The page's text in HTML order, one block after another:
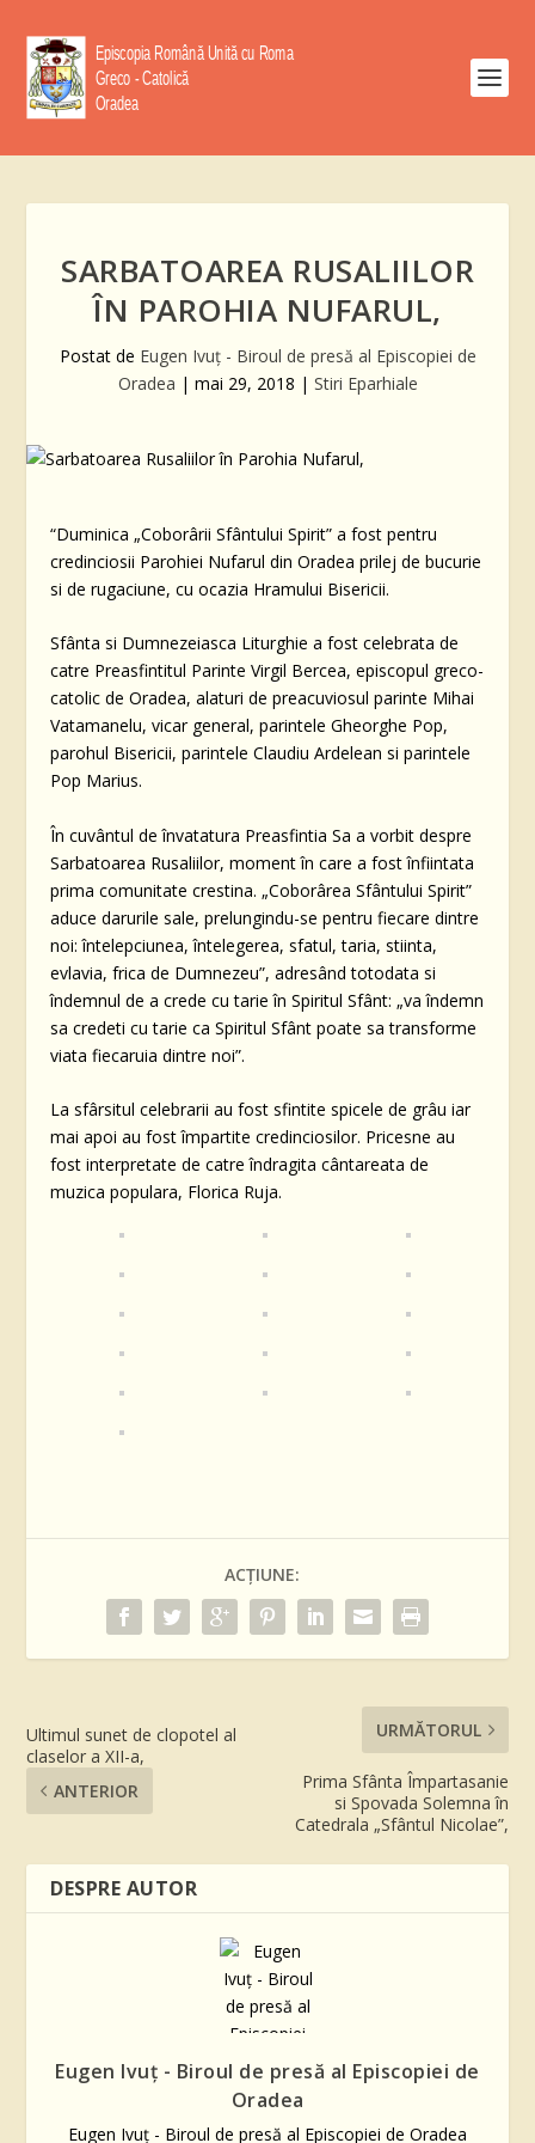
SARBATOAREA RUSALIILOR
ÎN PAROHIA NUFARUL,
Postat de Eugen Ivuţ - Biroul de presă al Episcopiei de
Oradea | mai 29, 2018 | Stiri Eparhiale
“Duminica „Coborârii Sfântului Spirit” a fost pentru
credinciosii Parohiei Nufarul din Oradea prilej de bucurie
si de rugaciune, cu ocazia Hramului Bisericii.
Sfânta si Dumnezeiasca Liturghie a fost celebrata de
catre Preasfintitul Parinte Virgil Bercea, episcopul greco-
catolic de Oradea, alaturi de preacuviosul parinte Mihai
Vatamanelu, vicar general, parintele Gheorghe Pop,
parohul Bisericii, parintele Claudiu Ardelean si parintele
Pop Marius.
În cuvântul de învatatura Preasfintia Sa a vorbit despre
Sarbatoarea Rusaliilor, moment în care a fost înfiintata
prima comunitate crestina. „Coborârea Sfântului Spirit”
aduce darurile sale, prelungindu-se pentru fiecare dintre
noi: întelepciunea, întelegerea, sfatul, taria, stiinta,
evlavia, frica de Dumnezeu”, adresând totodata si
îndemnul de a crede cu tarie în Spiritul Sfânt: „va îndemn
sa credeti cu tarie ca Spiritul Sfânt poate sa transforme
viata fiecaruia dintre noi”.
La sfârsitul celebrarii au fost sfintite spicele de grâu iar
mai apoi au fost împartite credinciosilor. Pricesne au
fost interpretate de catre îndragita cântareata de
muzica populara, Florica Ruja.
ACȚIUNE:
Ultimul sunet de clopotel al
claselor a XII-a,
ANTERIOR
URMĂTORUL
Prima Sfânta Împartasanie
si Spovada Solemna în
Catedrala „Sfântul Nicolae”,
DESPRE AUTOR
Eugen Ivuţ - Biroul de presă al Episcopiei de
Oradea
Eugen Ivuţ - Biroul de presă al Episcopiei de Oradea